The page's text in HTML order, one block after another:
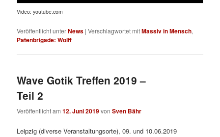
Video: youtube.com
Veröffentlicht unterNews |Verschlagwortet mitMassiv in Mensch,
Patenbrigade: Wolff
Wave Gotik Treffen 2019 –
Teil 2
Veröffentlicht am12. Juni 2019vonSven Bähr
Leipzig (diverse Veranstaltungsorte), 09. und 10.06.2019